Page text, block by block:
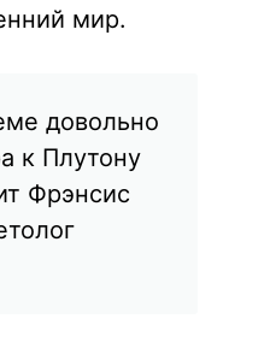
мир.
довольно
к Плутону
Фрэнсис